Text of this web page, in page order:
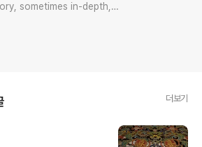
sometimes in-depth,
any common sense or
더보기